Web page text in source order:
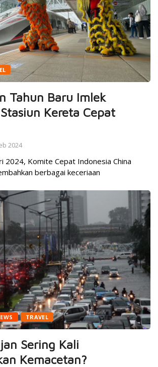
Tahun Baru Imlek
Kereta Cepat
2024
2024, Komite Cepat Indonesia China
berbagai keceriaan
TRAVEL
Sering Kali
Kemacetan?